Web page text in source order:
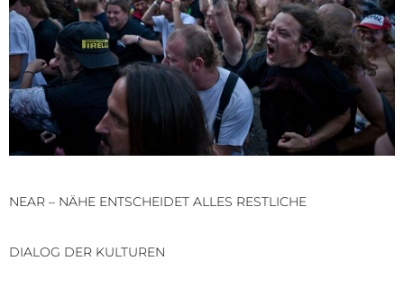
NEAR – NÄHE ENTSCHEIDET ALLES RESTLICHE
DIALOG DER KULTUREN